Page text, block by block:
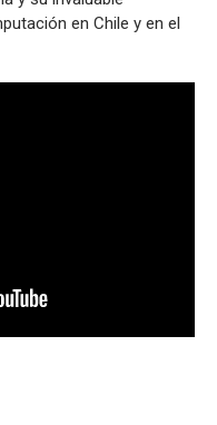
en Chile y en el